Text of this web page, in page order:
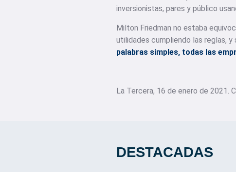
inversionistas, pares y público
Milton Friedman no estaba
utilidades cumpliendo las reglas,
palabras simples, todas las
La Tercera, 16 de enero de 2021.
DESTACADAS